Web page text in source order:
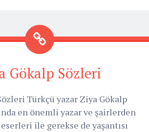
Gökalp Sözleri
Türkçü yazar Ziya Gökalp
en önemli yazar ve şairlerden
ile gerekse de yaşantısı